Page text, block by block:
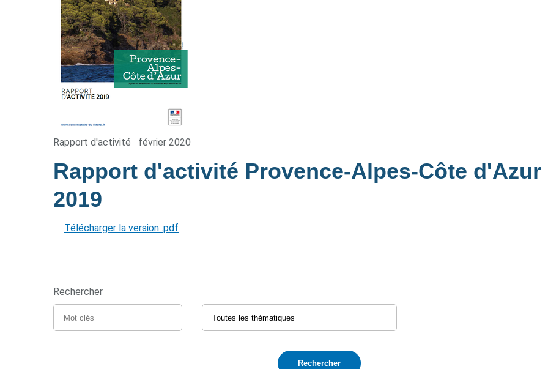
Rapport d'activité février 2020
Rapport d'activité Provence-Alpes-Côte d'Azur
2019
Télécharger la version .pdf
Rechercher